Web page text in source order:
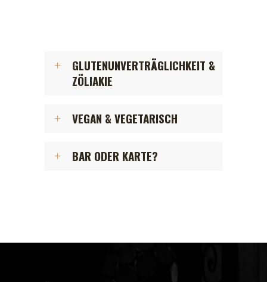
GLUTENUNVERTRÄGLICHKEIT &
ZÖLIAKIE
VEGAN & VEGETARISCH
BAR ODER KARTE?